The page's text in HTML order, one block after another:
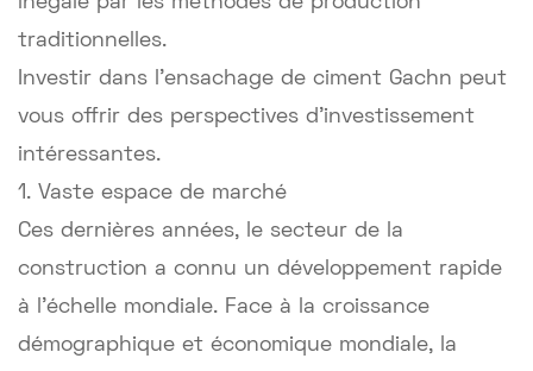
traditionnelles.
Investir dans l'ensachage de ciment Gachn peut
vous offrir des perspectives d'investissement
intéressantes.
1. Vaste espace de marché
Ces dernières années, le secteur de la
construction a connu un développement rapide
à l'échelle mondiale. Face à la croissance
démographique et économique mondiale, la